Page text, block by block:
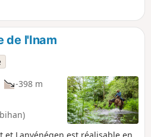
Ce circuit vous
magnifiques paysages
riche patrimoine témoin de
du roi Morvan.
de l'Inam
-398 m
et Lanvénégen est réalisable en